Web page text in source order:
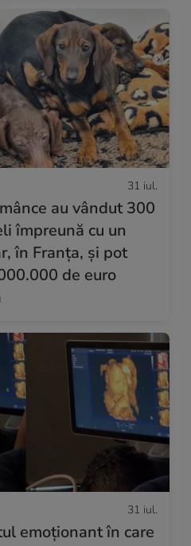
31 iul.
au vândut 300
împreună cu un
în Franța, și pot
de euro
31 iul.
emoționant în care